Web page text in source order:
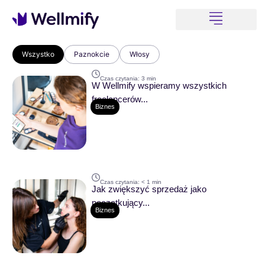
Wszystko Paznokcie Włosy
Czas czytania: 3 min
W Wellmify wspieramy wszystkich
freelancerów...
Biznes
Czas czytania: < 1 min
Jak zwiększyć sprzedaż jako
początkujący...
Biznes